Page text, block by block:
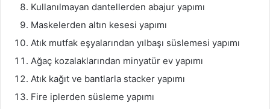
Kullanılmayan dantellerden abajur yapımı
Maskelerden altın kesesi yapımı
Atık mutfak eşyalarından yılbaşı süslemesi yapımı
Ağaç kozalaklarından minyatür ev yapımı
Atık kağıt ve bantlarla stacker yapımı
Fire iplerden süsleme yapımı